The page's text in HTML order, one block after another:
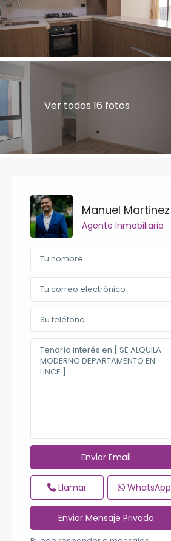
Ver todos 16 fotos
Manuel Martinez
Agente Inmobiliario
Llamar WhatsApp